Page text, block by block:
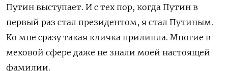
Путин выступает. И с тех пор, когда Путин в
первый раз стал президентом, я стал Путиным.
Ко мне сразу такая кличка прилипла. Многие в
меховой сфере даже не знали моей настоящей
фамилии.